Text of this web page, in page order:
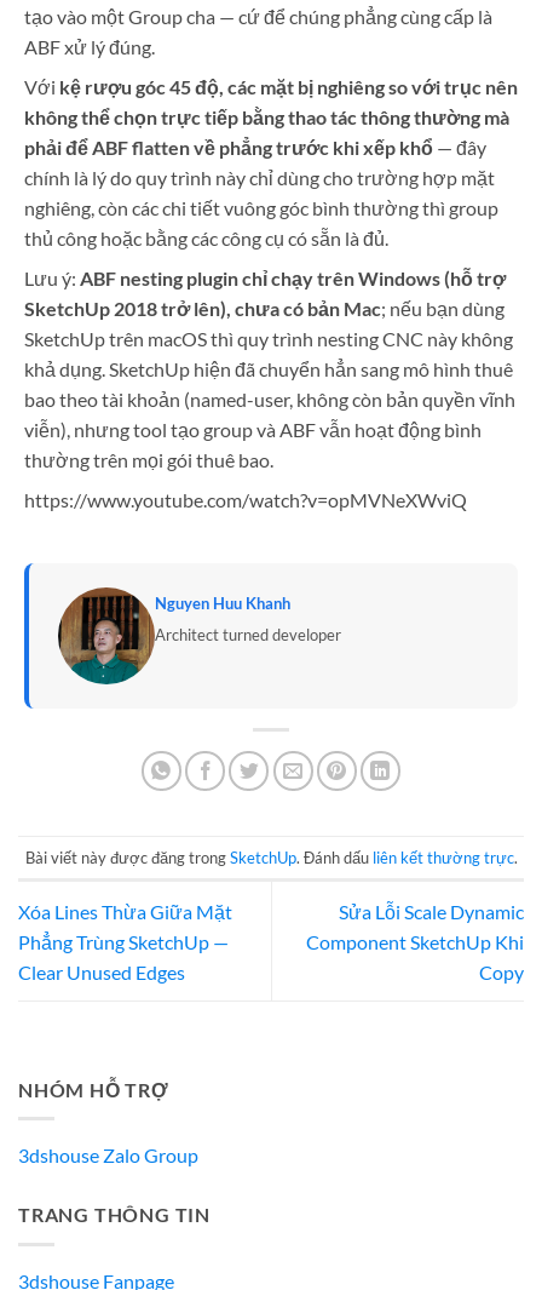
tạo vào một Group cha — cứ để chúng phẳng cùng cấp là
ABF xử lý đúng.
Với kệ rượu góc 45 độ, các mặt bị nghiêng so với trục nên
không thể chọn trực tiếp bằng thao tác thông thường mà
phải để ABF flatten về phẳng trước khi xếp khổ — đây
chính là lý do quy trình này chỉ dùng cho trường hợp mặt
nghiêng, còn các chi tiết vuông góc bình thường thì group
thủ công hoặc bằng các công cụ có sẵn là đủ.
Lưu ý: ABF nesting plugin chỉ chạy trên Windows (hỗ trợ
SketchUp 2018 trở lên), chưa có bản Mac; nếu bạn dùng
SketchUp trên macOS thì quy trình nesting CNC này không
khả dụng. SketchUp hiện đã chuyển hẳn sang mô hình thuê
bao theo tài khoản (named-user, không còn bản quyền vĩnh
viễn), nhưng tool tạo group và ABF vẫn hoạt động bình
thường trên mọi gói thuê bao.
https://www.youtube.com/watch?v=opMVNeXWviQ
Nguyen Huu Khanh
Architect turned developer
Bài viết này được đăng trongSketchUp. Đánh dấu liên kết thường trực.
Xóa Lines Thừa Giữa Mặt
Phẳng Trùng SketchUp —
Clear Unused Edges
Sửa Lỗi Scale Dynamic
Component SketchUp Khi
Copy
NHÓM HỖ TRỢ
3dshouse Zalo Group
TRANG THÔNG TIN
3dshouse Fanpage